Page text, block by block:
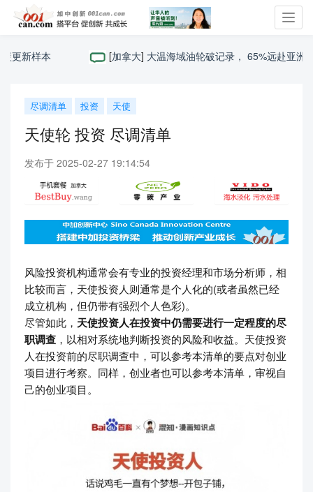
新样本
[加拿大] 大温海域油轮破记录， 65%远赴亚洲，阿
尽调清单 投资 天使
天使轮 投资 尽调清单
发布于 2025-02-27 19:14:54
风险投资机构通常会有专业的投资经理和市场分析师，相
比较而言，天使投资人则通常是个人化的(或者虽然已经
成立机构，但仍带有强烈个人色彩)。
尽管如此， 天使投资人在投资中仍需要进行一定程度的尽
职调查 ，以相对系统地判断投资的风险和收益。天使投资
人在投资前的尽职调查中，可以参考本清单的要点对创业
项目进行考察。同样，创业者也可以参考本清单，审视自
己的创业项目。